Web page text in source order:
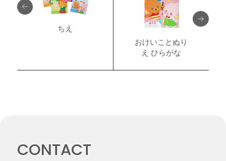
ちえ
おけいことぬり
え ひらがな
CONTACT